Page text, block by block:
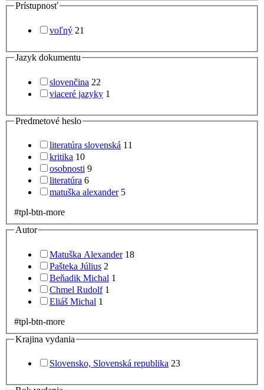
Prístupnosť
voľný 21
Jazyk dokumentu
slovenčina 22
viaceré jazyky 1
Predmetové heslo
literatúra slovenská 11
kritika 10
osobnosti 9
literatúra 6
matuška alexander 5
#tpl-btn-more
Autor
Matuška Alexander 18
Pašteka Július 2
Beňadik Michal 1
Chmel Rudolf 1
Eliáš Michal 1
#tpl-btn-more
Krajina vydania
Slovensko, Slovenská republika 23